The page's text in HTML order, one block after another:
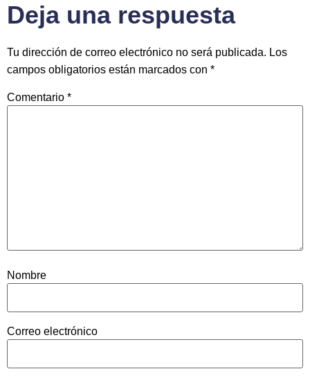
Deja una respuesta
Tu dirección de correo electrónico no será publicada. Los
campos obligatorios están marcados con *
Comentario *
Nombre
Correo electrónico